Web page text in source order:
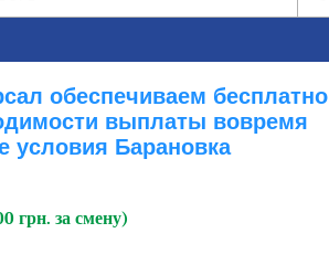
обеспечиваем бесплатно
выплаты вовремя
условия Барановка
грн. за смену)